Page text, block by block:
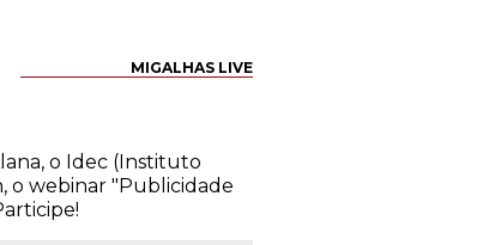
MIGALHAS LIVE
o Idec (Instituto
o webinar "Publicidade